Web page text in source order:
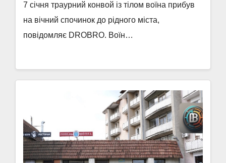
7 січня траурний конвой із тілом воїна прибув
на вічний спочинок до рідного міста,
повідомляє DROBRO. Воїн…